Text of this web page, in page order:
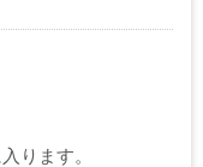
ります。